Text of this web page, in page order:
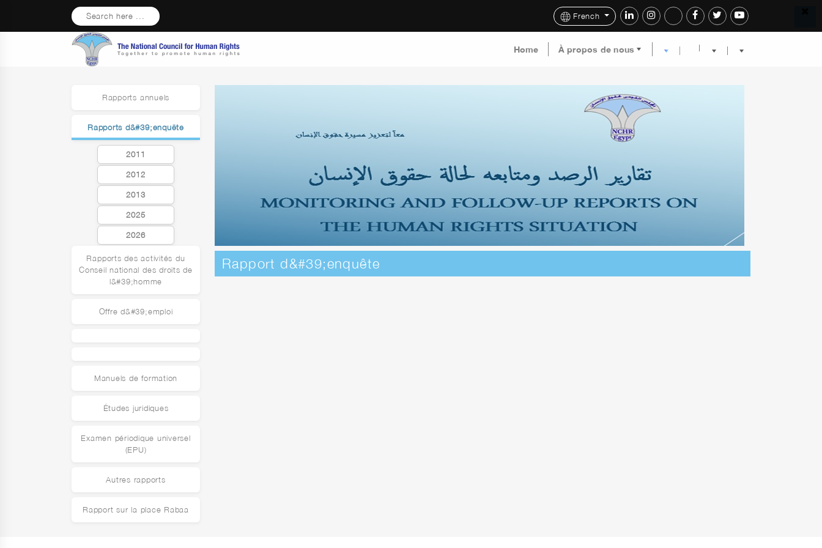
Search here ... French
Home À propos de nous
Rapports annuels
Rapports d&#39;enquête
2011
2012
2013
2025
2026
Rapports des activités du
Conseil national des droits de
l&#39;homme
Offre d&#39;emploi
Manuels de formation
Études juridiques
Examen périodique universel
(EPU)
Autres rapports
Rapport sur la place Rabaa
Rapport d&#39;enquête